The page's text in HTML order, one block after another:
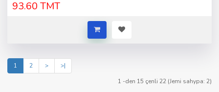
93.60 TMT
1 2 >
>|
1 -den 15 çenli 22 (Jemi sahypa: 2)